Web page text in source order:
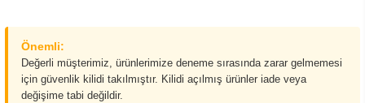
Önemli:
Değerli müşterimiz, ürünlerimize deneme sırasında zarar gelmemesi
için güvenlik kilidi takılmıştır. Kilidi açılmış ürünler iade veya
değişime tabi değildir.